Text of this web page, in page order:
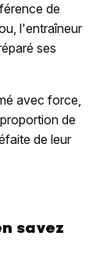
de
l'entraîneur
ses
avec force,
de
de leur
savez